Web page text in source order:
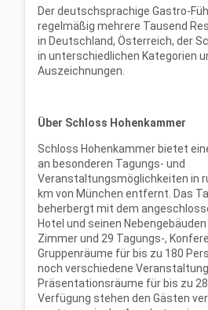
Der deutschsprachige Gastro-
regelmäßig mehrere Tausend
in Deutschland, Österreich, der
in unterschiedlichen Kategorien
Auszeichnungen.
Über Schloss Hohenkammer
Schloss Hohenkammer bietet
an besonderen Tagungs- und
Veranstaltungsmöglichkeiten in
km von München entfernt. Das
beherbergt mit dem
Hotel und seinen
Zimmer und 29 Tagungs-,
Gruppenräume für bis zu 180
noch verschiedene
Präsentationsräume für bis zu
Verfügung stehen den Gästen